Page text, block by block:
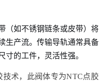
（如不锈钢链条或皮带）将
生产流。传输导轨通常具备
寸的工件，灵活性强。
术，此阀体专为NTC点胶